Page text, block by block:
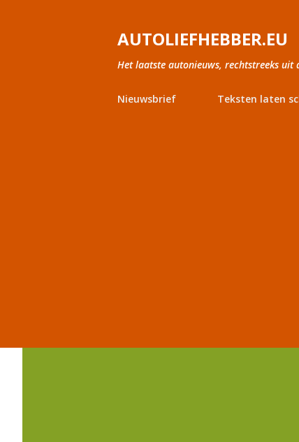
AUTOLIEFHEBBER.EU
Het laatste autonieuws, rechtstreeks uit
Nieuwsbrief Teksten laten